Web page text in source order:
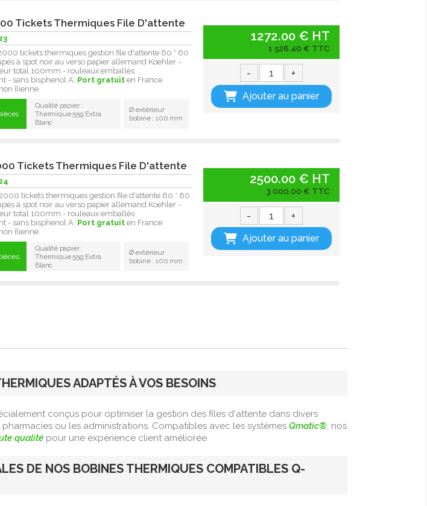
Tickets Thermiques File D'attente
tickets thermiques gestion file d'attente 60 * 60
à spot noir au verso papier allemand Koehler -
total 100mm - rouleaux emballés
- sans bisphenol A. Port gratuit en France
îlienne.
Qualité papier :
Thermique 55g Extra
Blanc
Ø extérieur
bobine : 100 mm
1272.00 € HT
1 526,40 € TTC
- +
Ajouter au panier
Tickets Thermiques File D'attente
tickets thermiques gestion file d'attente 60 * 60
à spot noir au verso papier allemand Koehler -
total 100mm - rouleaux emballés
- sans bisphenol A. Port gratuit en France
îlienne.
Qualité papier :
Thermique 55g Extra
Blanc
Ø extérieur
bobine : 100 mm
2500.00 € HT
3 000,00 € TTC
- +
Ajouter au panier
ADAPTÉS À VOS BESOINS
conçus pour optimiser la gestion des files d'attente dans divers
ou les administrations. Compatibles avec les systèmes Qmatic®, nos
qualité pour une expérience client améliorée.
DE NOS BOBINES THERMIQUES COMPATIBLES Q-